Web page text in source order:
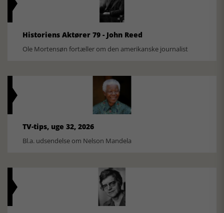
Historiens Aktører 79 - John Reed
Ole Mortensøn fortæller om den amerikanske journalist
TV-tips, uge 32, 2026
Bl.a. udsendelse om Nelson Mandela